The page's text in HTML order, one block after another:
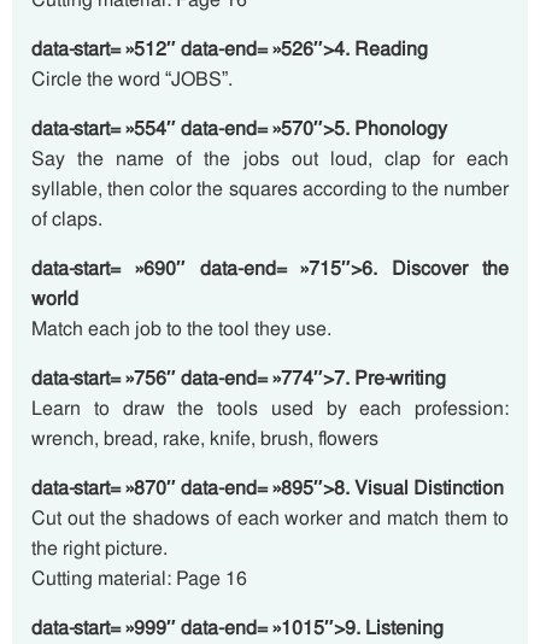
data-start= »512″ data-end= »526″>4. Reading
Circle the word “JOBS”.
data-start= »554″ data-end= »570″>5. Phonology
Say the name of the jobs out loud, clap for each
syllable, then color the squares according to the number
of claps.
data-start= »690″ data-end= »715″>6. Discover the
world
Match each job to the tool they use.
data-start= »756″ data-end= »774″>7. Pre-writing
Learn to draw the tools used by each profession:
wrench, bread, rake, knife, brush, flowers
data-start= »870″ data-end= »895″>8. Visual Distinction
Cut out the shadows of each worker and match them to
the right picture.
Cutting material: Page 16
data-start= »999″ data-end= »1015″>9. Listening